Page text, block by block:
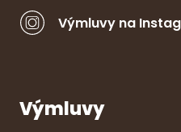
Výmluvy na
Výmluvy